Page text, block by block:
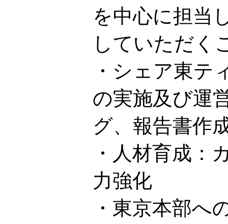
を中心に担当
していただく
・シェア東テ
の実施及び運
グ、報告書作
・人材育成：
力強化
・東京本部へ